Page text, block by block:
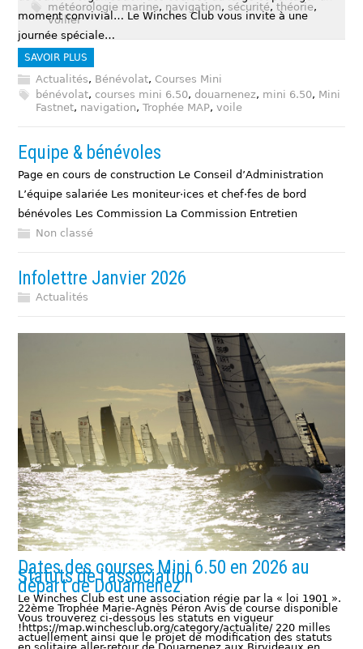
météorologie marine, navigation,sécurité,théorie,
voilier
moment convivial… Le Winches Club vous invite à une
journée spéciale…
SAVOIR PLUS
Actualités, Bénévolat,Courses Mini
bénévolat,courses mini 6.50,douarnenez, mini 6.50, Mini
Fastnet, navigation,Trophée MAP,voile
Equipe & bénévoles
Page en cours de construction Le Conseil d’Administration
L’équipe salariée Les moniteur·ices et chef·fes de bord
bénévoles Les Commission La Commission Entretien
Non classé
Infolettre Janvier 2026
Actualités
Dates des courses Mini 6.50 en 2026 au
départ de Douarnenez
22ème Trophée Marie-Agnès Péron Avis de course disponible
!https://map.winchesclub.org/category/actualite/ 220 milles
Statuts de l’association
Le Winches Club est une association régie par la « loi 1901 ».
Vous trouverez ci-dessous les statuts en vigueur
actuellement ainsi que le projet de modification des statuts